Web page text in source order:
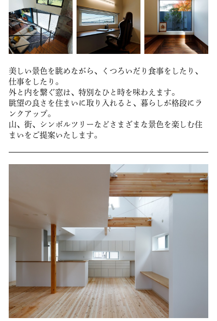
美しい景色を眺めながら、くつろいだり食事をしたり、
仕事をしたり。
外と内を繋ぐ窓は、特別なひと時を味わえます。
眺望の良さを住まいに取り入れると、暮らしが格段にラ
ンクアップ。
山、街、シンボルツリーなどさまざまな景色を楽しむ住
まいをご提案いたします。